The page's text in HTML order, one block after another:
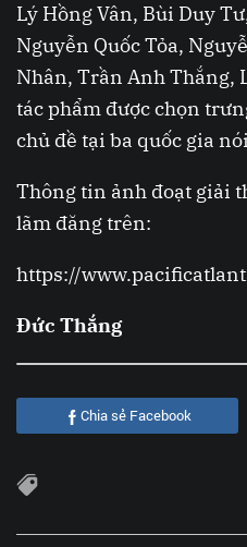
Lý Hồng Vân, Bùi Duy
Nguyễn Quốc Tỏa,
Nhân, Trần Anh Thắng,
tác phẩm được chọn
chủ đề tại ba quốc gia
Thông tin ảnh đoạt giải
lãm đăng trên:
https://
Đức Thắng
Chia sẻ Facebook